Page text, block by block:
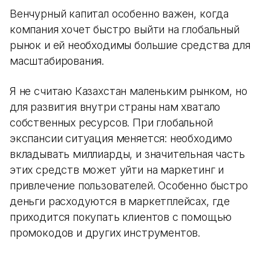
Венчурный капитал особенно важен, когда
компания хочет быстро выйти на глобальный
рынок и ей необходимы большие средства для
масштабирования.
Я не считаю Казахстан маленьким рынком, но
для развития внутри страны нам хватало
собственных ресурсов. При глобальной
экспансии ситуация меняется: необходимо
вкладывать миллиарды, и значительная часть
этих средств может уйти на маркетинг и
привлечение пользователей. Особенно быстро
деньги расходуются в маркетплейсах, где
приходится покупать клиентов с помощью
промокодов и других инструментов.